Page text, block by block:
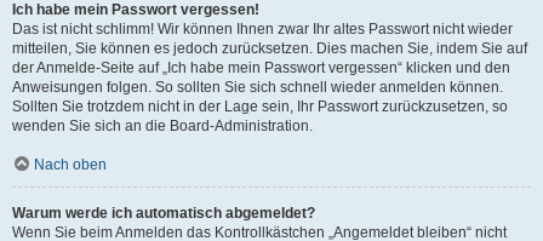
Ich habe mein Passwort vergessen!
Das ist nicht schlimm! Wir können Ihnen zwar Ihr altes Passwort nicht wieder
mitteilen, Sie können es jedoch zurücksetzen. Dies machen Sie, indem Sie auf
der Anmelde-Seite auf „Ich habe mein Passwort vergessen“ klicken und den
Anweisungen folgen. So sollten Sie sich schnell wieder anmelden können.
Sollten Sie trotzdem nicht in der Lage sein, Ihr Passwort zurückzusetzen, so
wenden Sie sich an die Board-Administration.
Nach oben
Warum werde ich automatisch abgemeldet?
Wenn Sie beim Anmelden das Kontrollkästchen „Angemeldet bleiben“ nicht